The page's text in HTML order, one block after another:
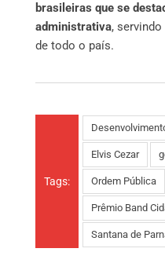
brasileiras que se
administrativa,
de todo o país.
Tags:
Elvis Cezar
Ordem Pública
Prêmio Band
Santana de